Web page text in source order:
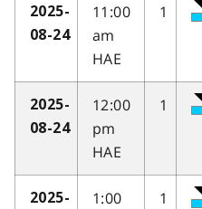
2025-
08-24
11:00
am
HAE
1
2025-
08-24
12:00
pm
HAE
1
2025-
1:00
1